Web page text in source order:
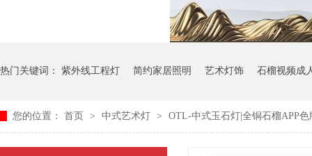
热门关键词： 紫外线工程灯 简约家居照明 艺术灯饰 石榴视频成
您的位置： 首页 > 中式艺术灯 > OTL-中式玉石灯|全铜石榴APP色